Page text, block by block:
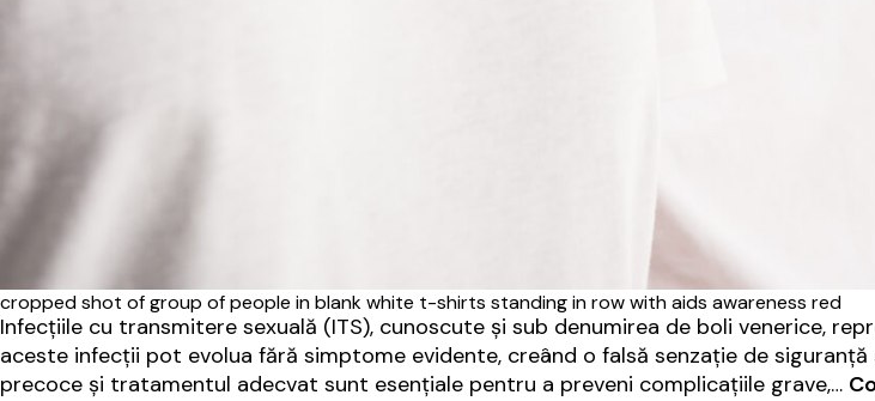
cropped shot of group of people in blank white t-shirts standing in row with aids awareness red
Infecțiile cu transmitere sexuală (ITS), cunoscute și sub denumirea de boli venerice,
aceste infecții pot evolua fără simptome evidente, creând o falsă senzație de
precoce și tratamentul adecvat sunt esențiale pentru a preveni complicațiile grave,…